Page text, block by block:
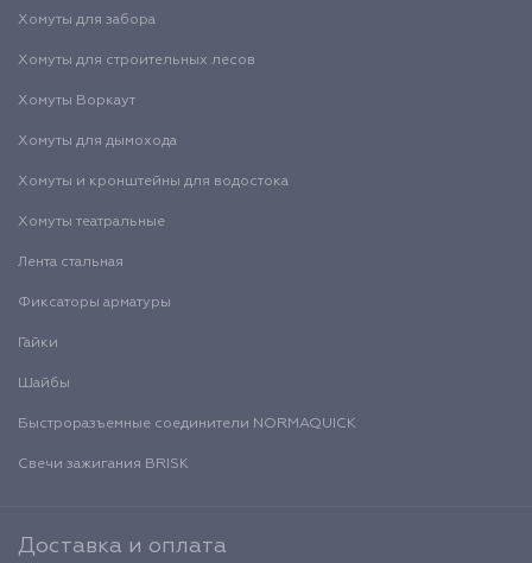
Хомуты для забора
Хомуты для строительных лесов
Хомуты Воркаут
Хомуты для дымохода
Хомуты и кронштейны для водостока
Хомуты театральные
Лента стальная
Фиксаторы арматуры
Гайки
Шайбы
Быстроразъемные соединители NORMAQUICK
Свечи зажигания BRISK
Доставка и оплата